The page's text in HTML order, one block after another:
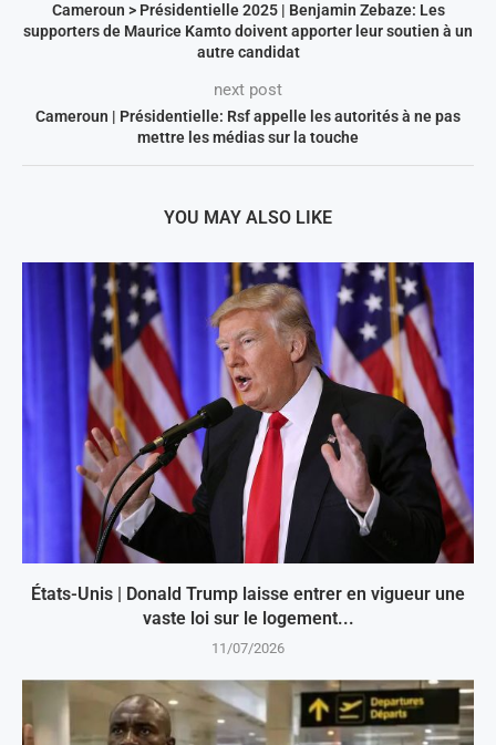
Cameroun > Présidentielle 2025 | Benjamin Zebaze: Les
supporters de Maurice Kamto doivent apporter leur soutien à un
autre candidat
next post
Cameroun | Présidentielle: Rsf appelle les autorités à ne pas
mettre les médias sur la touche
YOU MAY ALSO LIKE
États-Unis | Donald Trump laisse entrer en vigueur une
vaste loi sur le logement...
11/07/2026